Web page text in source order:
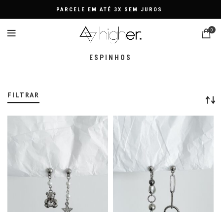
PARCELE EM ATÉ 3X SEM JUROS
0
ESPINHOS
FILTRAR